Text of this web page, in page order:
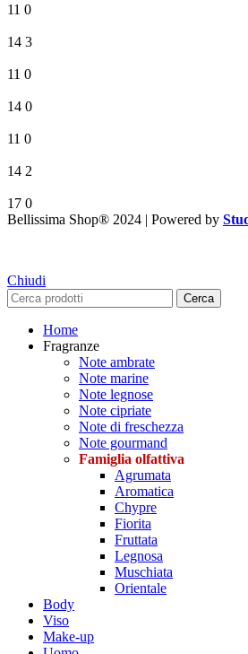
11 0
14 3
11 0
14 0
11 0
14 2
17 0
Bellissima Shop® 2024 | Powered by
Chiudi
Cerca
Home
Fragranze
Note ambrate
Note marine
Note legnose
Note cipriate
Note di freschezza
Note gourmand
Famiglia olfattiva
Agrumata
Aromatica
Chypre
Fiorita
Fruttata
Legnosa
Muschiata
Orientale
Body
Viso
Make-up